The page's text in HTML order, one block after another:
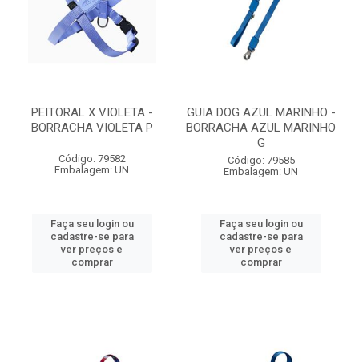
PEITORAL X VIOLETA -
BORRACHA VIOLETA P
Código: 79582
Embalagem: UN
Faça seu login ou
cadastre-se para
ver preços e
comprar
GUIA DOG AZUL MARINHO -
BORRACHA AZUL MARINHO
G
Código: 79585
Embalagem: UN
Faça seu login ou
cadastre-se para
ver preços e
comprar